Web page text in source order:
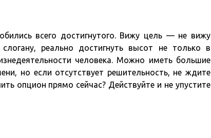
всего достигнутого. Вижу цель — не вижу
реально достигнуть высот не только в
человека. Можно иметь большие
но если отсутствует решительность, не ждите
опцион прямо сейчас? Действуйте и не упустите